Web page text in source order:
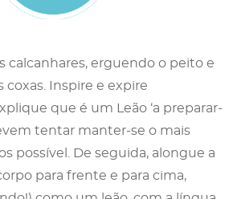
calcanhares, erguendo o peito e
coxas. Inspire e expire
que é um Leão ‘a preparar-
tentar manter-se o mais
possível. De seguida, alongue a
para frente e para cima,